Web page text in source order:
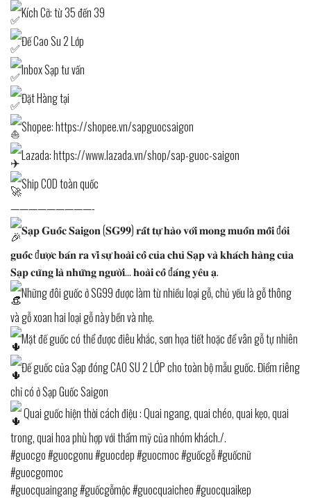
Kích Cỡ: từ 35 đến 39
Đế Cao Su 2 Lớp
Inbox Sạp tư vấn
Đặt Hàng tại
Shopee:https://shopee.vn/sapguocsaigon
Lazada:https://www.lazada.vn/shop/sap-guoc-saigon
Ship COD toàn quốc
—————————-
𝐒𝐚̣𝐩 𝐆𝐮𝐨̂́𝐜 𝐒𝐚𝐢𝐠𝐨𝐧 (𝐒𝐆𝟗𝟗) 𝐫𝐚̂́𝐭 𝐭𝐮̛̣ 𝐡𝐚̀𝐨 𝐯𝐨̛́𝐢 𝐦𝐨𝐧𝐠 𝐦𝐮𝐨̂́𝐧 𝐦𝐨̂̃𝐢 đ𝐨̂𝐢
𝐠𝐮𝐨̂́𝐜 đ𝐮̛𝐨̛̣𝐜 𝐛𝐚́𝐧 𝐫𝐚 𝐯𝐢̀ 𝐬𝐮̛̣ 𝐡𝐨𝐚̀𝐢 𝐜𝐨̂̉ 𝐜𝐮̉𝐚 𝐜𝐡𝐮̉ 𝐒𝐚̣𝐩 𝐯𝐚̀ 𝐤𝐡𝐚́𝐜𝐡 𝐡𝐚̀𝐧𝐠 𝐜𝐮̉𝐚
𝐒𝐚̣𝐩 𝐜𝐮̃𝐧𝐠 𝐥𝐚̀ 𝐧𝐡𝐮̛̃𝐧𝐠 𝐧𝐠𝐮̛𝐨̛̀𝐢… 𝐡𝐨𝐚̀𝐢 𝐜𝐨̂̉ đ𝐚́𝐧𝐠 𝐲𝐞̂𝐮 𝐚̣.
Những đôi guốc ở SG99 được làm từ nhiều loại gỗ, chủ yếu là gỗ thông
và gỗ xoan hai loại gỗ này bền và nhẹ.
Mặt đế guốc có thể được điêu khắc, sơn họa tiết hoặc để vân gỗ tự nhiên
Đế guốc của Sạp đóng CAO SU 2 LỚP cho toàn bộ mẫu guốc. Điểm riêng
chỉ có ở Sạp Guốc Saigon
Quai guốc hiện thời cách điệu : Quai ngang, quai chéo, quai kẹo, quai
trong, quai hoa phù hợp với thẩm mỹ của nhóm khách./.
#guocgo#guocgonu#guocdep#guocmoc#guốcgỗ#guốcnữ
#guocgomoc
#guocquaingang#guốcgỗmộc#guocquaicheo#guocquaikep